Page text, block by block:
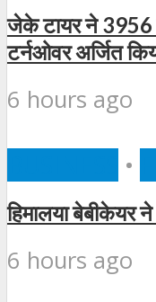
जेके टायर ने 3956
टर्नओवर अर्जित
6 hours ago
•
हिमालया बेबीकेयर
6 hours ago